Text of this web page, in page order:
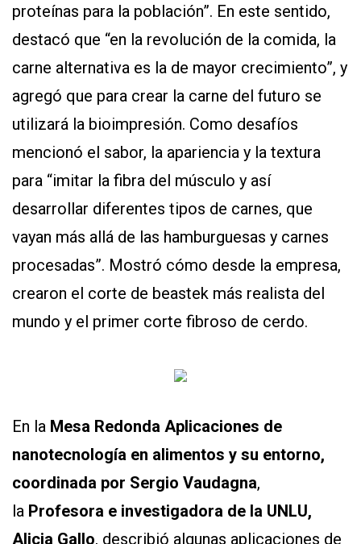
proteínas para la población”. En este sentido,
destacó que “en la revolución de la comida, la
carne alternativa es la de mayor crecimiento”, y
agregó que para crear la carne del futuro se
utilizará la bioimpresión. Como desafíos
mencionó el sabor, la apariencia y la textura
para “imitar la fibra del músculo y así
desarrollar diferentes tipos de carnes, que
vayan más allá de las hamburguesas y carnes
procesadas”. Mostró cómo desde la empresa,
crearon el corte de beastek más realista del
mundo y el primer corte fibroso de cerdo.
En la Mesa Redonda Aplicaciones de
nanotecnología en alimentos y su entorno,
coordinada por Sergio Vaudagna,
la Profesora e investigadora de la UNLU,
Alicia Gallo, describió algunas aplicaciones de